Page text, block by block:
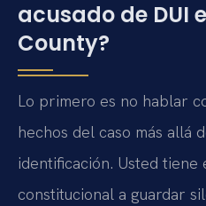
acusado de DUI
County?
Lo primero es no hablar
hechos del caso más allá
identificación. Usted tiene
constitucional a guardar